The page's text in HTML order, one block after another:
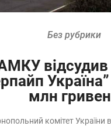
Без рубрики
млн
комітет України